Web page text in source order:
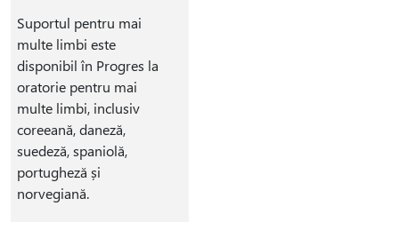
Suportul pentru mai
multe limbi este
disponibil în Progres la
oratorie pentru mai
multe limbi, inclusiv
coreeană, daneză,
suedeză, spaniolă,
portugheză și
norvegiană.